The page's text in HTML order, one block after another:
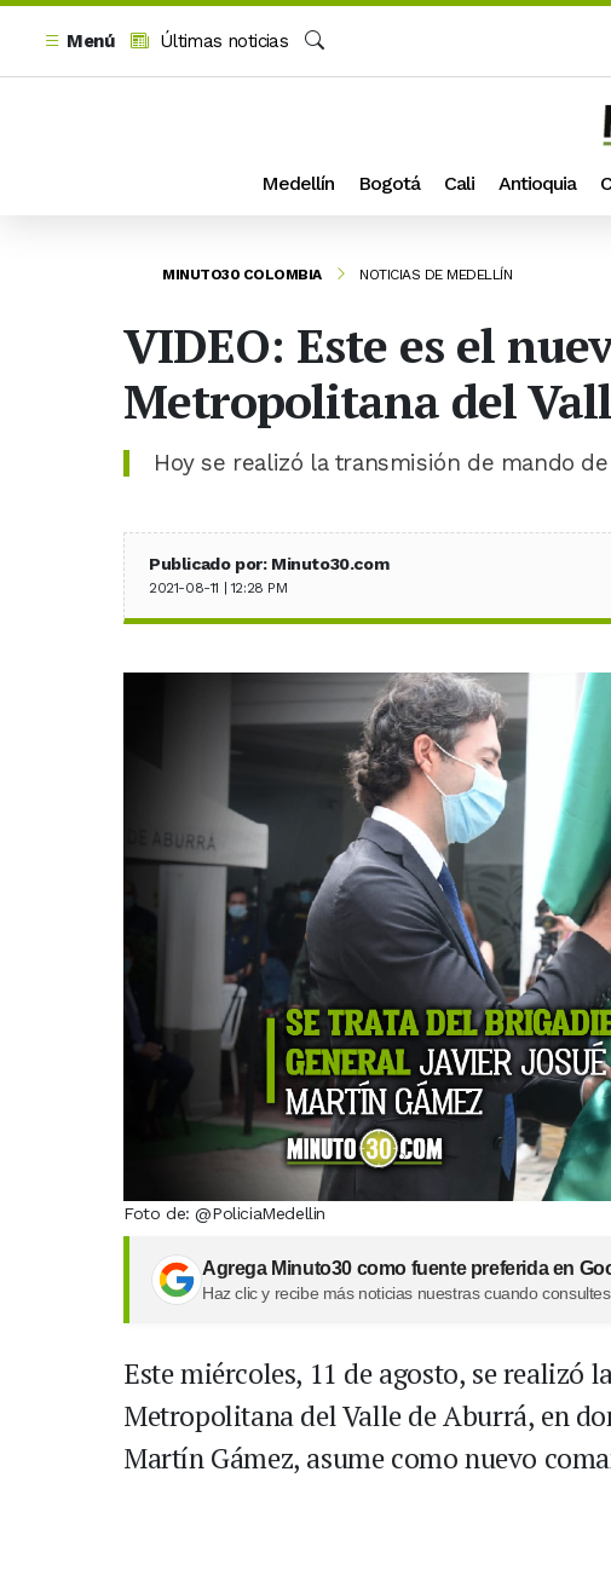
Menú
Últimas noticias
Medellín Bogotá Cali Antioquia
MINUTO30 COLOMBIA NOTICIAS DE MEDELLÍN
VIDEO: Este es el
Metropolitana del
Hoy se realizó la transmisión de mando
Publicado por: Minuto30.com
2021-08-11 | 12:28 PM
Foto de: @PoliciaMedellin
Agrega Minuto30 como fuente preferida en
Haz clic y recibe más noticias nuestras cuando
Este miércoles, 11 de agosto, se realizó
Metropolitana del Valle de Aburrá, en
Martín Gámez, asume como nuevo